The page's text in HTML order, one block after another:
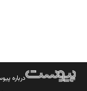
درباره